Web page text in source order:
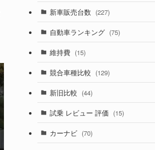
(525)
(357)
(328)
(194)
(230)
(253)
(188)
(242)
(85)
(84)
(14)
(222)
(50)
(58)
(28)
(8)
(3)
(3)
(5)
(1)
新車販売台数 (227)
(21)
(5)
(7)
(5)
自動車ランキング (75)
維持費 (15)
競合車種比較 (129)
新旧比較 (44)
試乗 レビュー 評価 (15)
カーナビ (70)